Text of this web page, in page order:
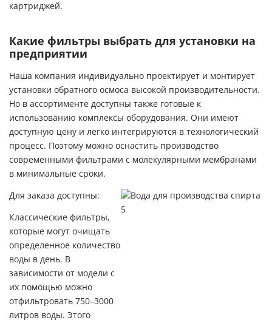
картриджей.
Какие фильтры выбрать для установки на
предприятии
Наша компания индивидуально проектирует и монтирует
установки обратного осмоса высокой производительности.
Но в ассортименте доступны также готовые к
использованию комплексы оборудования. Они имеют
доступную цену и легко интегрируются в технологический
процесс. Поэтому можно оснастить производство
современными фильтрами с молекулярными мембранами
в минимальные сроки.
Для заказа доступны:
Классические фильтры,
которые могут очищать
определенное количество
воды в день. В
зависимости от модели с
их помощью можно
отфильтровать 750–3000
литров воды. Этого